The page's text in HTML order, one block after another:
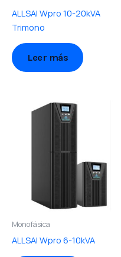
ALLSAI Wpro 10-20kVA
Trimono
Leer más
Monofásica
ALLSAI Wpro 6-10kVA